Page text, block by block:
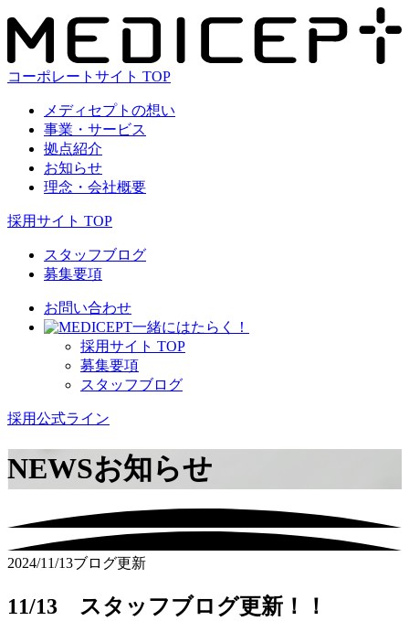
コーポレートサイト TOP
メディセプトの想い
事業・サービス
拠点紹介
お知らせ
理念・会社概要
採用サイト TOP
スタッフブログ
募集要項
お問い合わせ
⼀緒にはたらく！
採⽤サイト TOP
募集要項
スタッフブログ
採用公式ライン
NEWSお知らせ
2024/11/13ブログ更新
11/13 スタッフブログ更新！！